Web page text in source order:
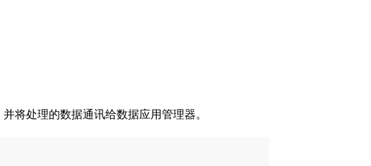
将处理的数据通讯给数据应用管理器。